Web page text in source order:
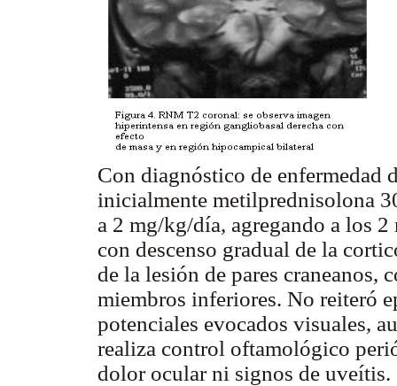
Con diagnóstico de enfermedad
inicialmente metilprednisolona
a 2 mg/kg/día, agregando a los
con descenso gradual de la
de la lesión de pares craneanos,
miembros inferiores. No reiteró
potenciales evocados visuales,
realiza control oftamológico
dolor ocular ni signos de uveítis.